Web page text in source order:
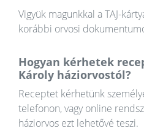
Vigyük magunkkal a TAJ-
korábbi orvosi
Hogyan kérhetek
Károly háziorvostól?
Receptet kérhetünk
telefonon, vagy online
háziorvos ezt lehetővé teszi.